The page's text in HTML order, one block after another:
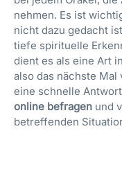
nehmen. Es ist
nicht dazu gedacht
tiefe spirituelle
dient es als eine Art
also das nächste
eine schnelle
online befragen und
betreffenden